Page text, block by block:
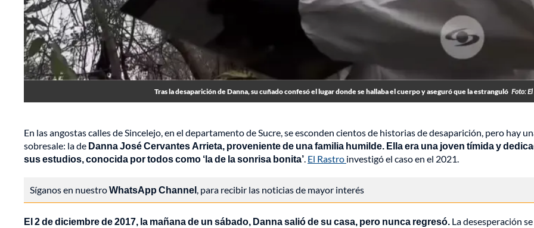
Tras la desaparición de Danna, su cuñado confesó el lugar donde se hallaba el cuerpo y aseguró que la estranguló Foto:
En las angostas calles de Sincelejo, en el departamento de Sucre, se esconden cientos de historias de desaparición, pero hay
sobresale: la de Danna José Cervantes Arrieta, proveniente de una familia humilde. Ella era una joven tímida y
sus estudios, conocida por todos como ‘la de la sonrisa bonita’. El Rastro investigó el caso en el 2021.
Síganos en nuestroWhatsApp Channel, para recibir las noticias de mayor interés
El 2 de diciembre de 2017, la mañana de un sábado, Danna salió de su casa, pero nunca regresó. La desesperación se